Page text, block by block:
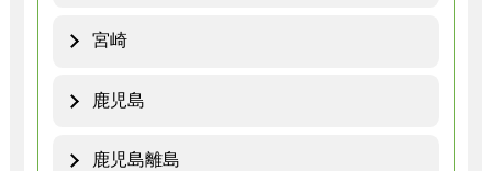
宮崎
鹿児島
鹿児島離島